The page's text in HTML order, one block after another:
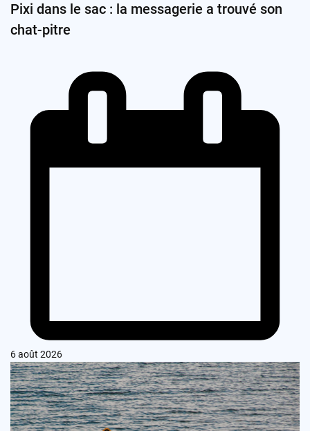
Pixi dans le sac : la messagerie a trouvé son
chat-pitre
6 août 2026